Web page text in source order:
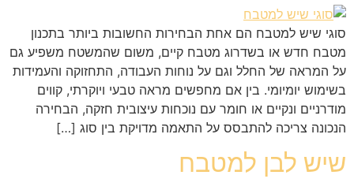
סוגי שיש למטבח הם אחת הבחירות החשובות ביותר בתכנון
מטבח חדש או בשדרוג מטבח קיים, משום שהמשטח משפיע גם
על המראה של החלל וגם על נוחות העבודה, התחזוקה והעמידות
בשימוש יומיומי. בין אם מחפשים מראה טבעי ויוקרתי, קווים
מודרניים ונקיים או חומר עם נוכחות עיצובית חזקה, הבחירה
הנכונה צריכה להתבסס על התאמה מדויקת בין סוג […]
שיש לבן למטבח